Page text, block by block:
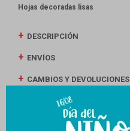
Hojas decoradas lisas
DESCRIPCIÓN
ENVÍOS
CAMBIOS Y DEVOLUCIONES
MEDIOS DE PAGO